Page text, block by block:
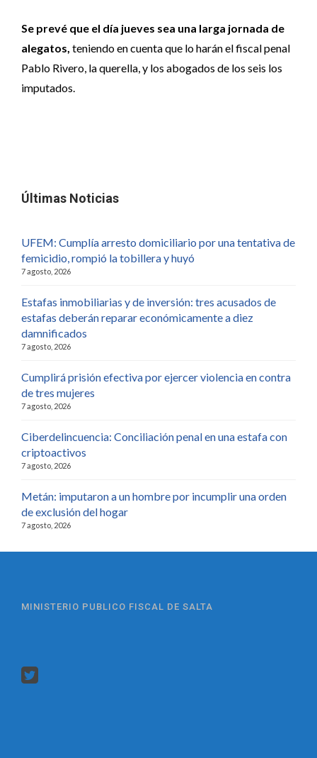
Se prevé que el día jueves sea una larga jornada de
alegatos, teniendo en cuenta que lo harán el fiscal penal
Pablo Rivero, la querella, y los abogados de los seis los
imputados.
Últimas Noticias
UFEM: Cumplía arresto domiciliario por una tentativa de
femicidio, rompió la tobillera y huyó
7 agosto, 2026
Estafas inmobiliarias y de inversión: tres acusados de
estafas deberán reparar económicamente a diez
damnificados
7 agosto, 2026
Cumplirá prisión efectiva por ejercer violencia en contra
de tres mujeres
7 agosto, 2026
Ciberdelincuencia: Conciliación penal en una estafa con
criptoactivos
7 agosto, 2026
Metán: imputaron a un hombre por incumplir una orden
de exclusión del hogar
7 agosto, 2026
MINISTERIO PUBLICO FISCAL DE SALTA